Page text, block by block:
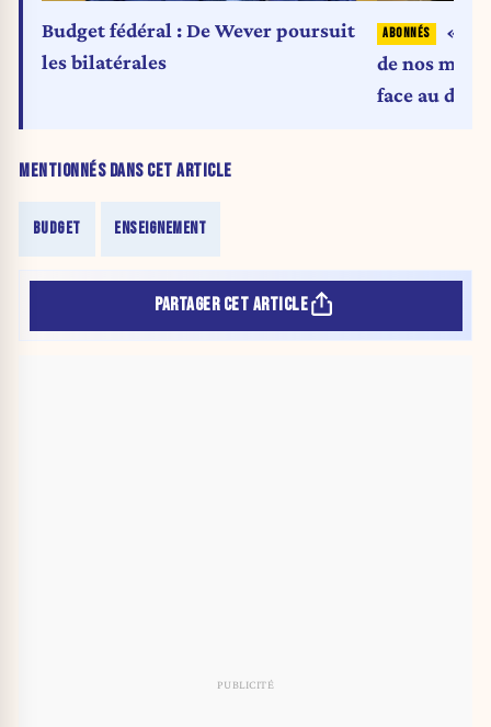
MENTIONNÉS DANS CET ARTICLE
BUDGET ENSEIGNEMENT
Budget fédéral : De Wever poursuit
les bilatérales
«
de nos
face au défi
PARTAGER CET ARTICLE